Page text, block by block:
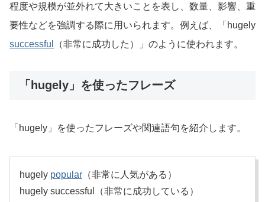
程度や規模が並外れて大きいことを表し、数量、影響、重
要性などを強調する際に用いられます。例えば、「hugely
successful
（非常に成功した）」のように使われます。
「hugely」を使ったフレーズ
「hugely」を使ったフレーズや関連語句を紹介します。
hugely popular （非常に人気がある）
hugely successful（非常に成功している）